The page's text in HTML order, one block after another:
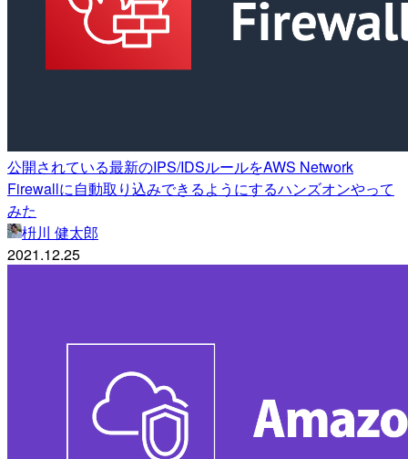
公開されている最新のIPS/IDSルールをAWS Network
Firewallに自動取り込みできるようにするハンズオンやって
みた
枡川 健太郎
2021.12.25